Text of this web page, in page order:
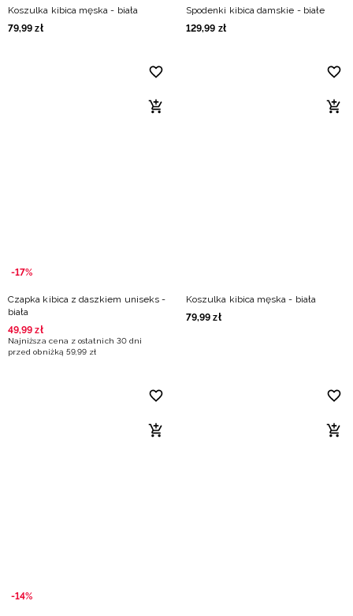
Koszulka kibica męska - biała
79,99 zł
Spodenki kibica damskie - białe
129,99 zł
-17%
Czapka kibica z daszkiem uniseks -
biała
49,99 zł
Najniższa cena z ostatnich 30 dni
przed obniżką 59,99 zł
Koszulka kibica męska - biała
79,99 zł
-14%